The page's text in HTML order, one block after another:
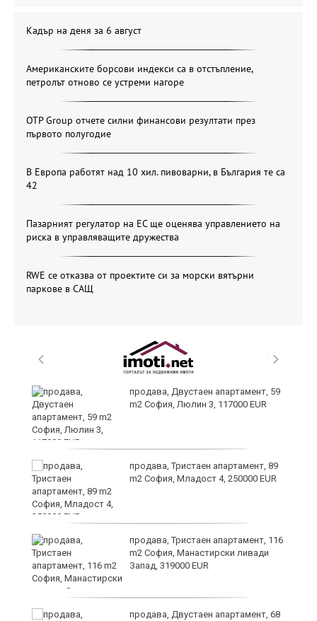
Кадър на деня за 6 август
Американските борсови индекси са в отстъпление,
петролът отново се устреми нагоре
OTP Group отчете силни финансови резултати през
първото полугодие
В Европа работят над 10 хил. пивоварни, в България те са
42
Пазарният регулатор на ЕС ще оценява управлението на
риска в управляващите дружества
RWE се отказва от проектите си за морски вятърни
паркове в САЩ
продава, Двустаен апартамент, 59
m2 София, Люлин 3, 117000 EUR
продава, Тристаен апартамент, 89
m2 София, Младост 4, 250000 EUR
продава, Тристаен апартамент, 116
m2 София, Манастирски ливади
Запад, 319000 EUR
продава, Двустаен апартамент, 68